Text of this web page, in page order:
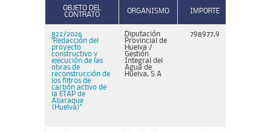
OBJETO DEL
CONTRATO
ORGANISMO IMPORTE
822/2026
"Redacción del
proyecto
constructivo y
ejecución de las
obras de
reconstrucción de
los filtros de
carbón activo de
la ETAP de
Aljaraque
(Huelva)"
Diputación
Provincial de
Huelva /
Gestión
Integral del
Agua de
Huelva, S.A
798977,9